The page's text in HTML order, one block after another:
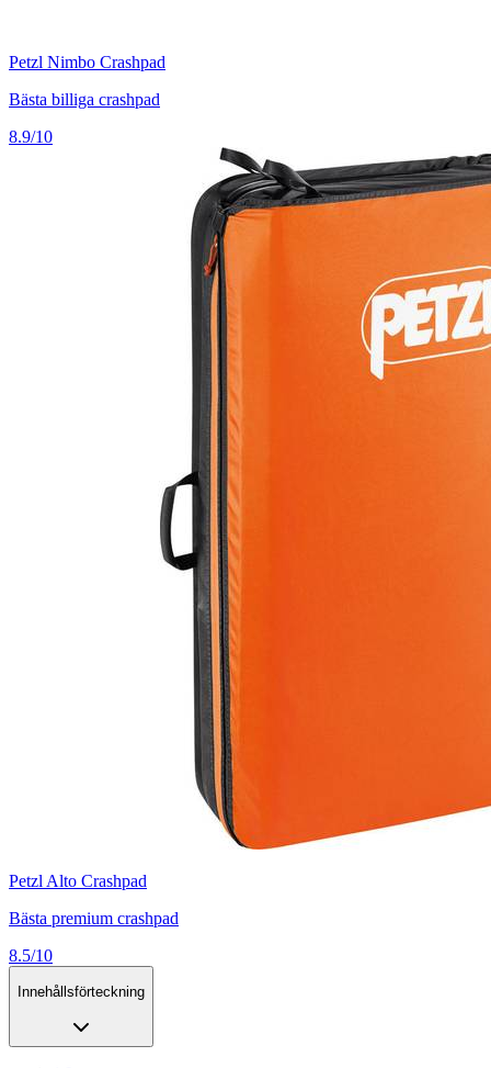
Petzl Nimbo Crashpad
Bästa billiga crashpad
8.9/10
Petzl Alto Crashpad
Bästa premium crashpad
8.5/10
Innehållsförteckning